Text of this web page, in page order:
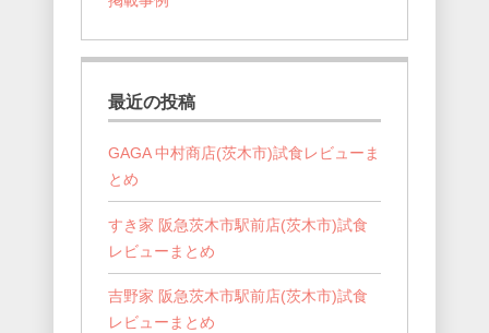
最近の投稿
GAGA 中村商店(茨木市)試食レビューま
とめ
すき家 阪急茨木市駅前店(茨木市)試食
レビューまとめ
吉野家 阪急茨木市駅前店(茨木市)試食
レビューまとめ